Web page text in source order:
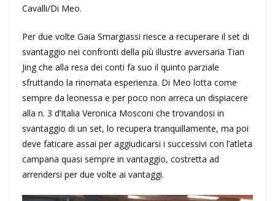
Cavalli/Di Meo.
Per due volte Gaia Smargiassi riesce a recuperare il set di
svantaggio nei confronti della più illustre avversaria Tian
Jing che alla resa dei conti fa suo il quinto parziale
sfruttando la rinomata esperienza. Di Meo lotta come
sempre da leonessa e per poco non arreca un dispiacere
alla n. 3 d’Italia Veronica Mosconi che trovandosi in
svantaggio di un set, lo recupera tranquillamente, ma poi
deve faticare assai per aggiudicarsi i successivi con l’atleta
campana quasi sempre in vantaggio, costretta ad
arrendersi per due volte ai vantaggi.